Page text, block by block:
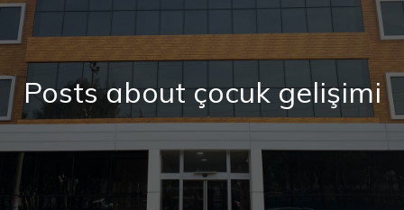
Posts about çocuk gelişimi